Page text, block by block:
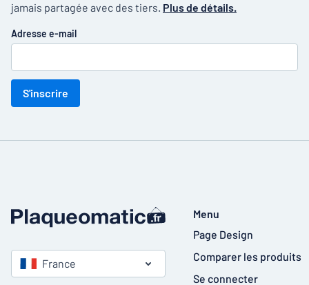
jamais partagée avec des tiers. Plus de détails.
Adresse e-mail
S'inscrire
France
Menu
Page Design
Comparer les produits
Se connecter